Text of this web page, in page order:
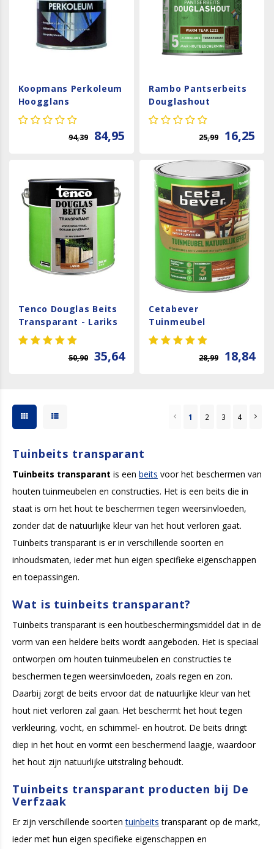
Koopmans Perkoleum
Hoogglans
Transparant - Grenen
94,39 84,95
Rambo Pantserbeits
Douglashout
Transparant - Warm
Teak
25,99 16,25
Tenco Douglas Beits
Transparant - Lariks
50,90 35,64
Cetabever
Tuinmeubel
Natuurlijk Effect Mat
- Douglas - 0,75 liter
28,99 18,84
1 2 3 4
Tuinbeits transparant
Tuinbeits transparant is een beits voor het beschermen van
houten tuinmeubelen en constructies. Het is een beits die in
staat is om het hout te beschermen tegen weersinvloeden,
zonder dat de natuurlijke kleur van het hout verloren gaat.
Tuinbeits transparant is er in verschillende soorten en
inhoudsmaten, ieder met hun eigen specifieke eigenschappen
en toepassingen.
Wat is tuinbeits transparant?
Tuinbeits transparant is een houtbeschermingsmiddel dat in de
vorm van een heldere beits wordt aangeboden. Het is speciaal
ontworpen om houten tuinmeubelen en constructies te
beschermen tegen weersinvloeden, zoals regen en zon.
Daarbij zorgt de beits ervoor dat de natuurlijke kleur van het
hout niet verloren zal gaan. Het beschermt het hout tegen
verkleuring, vocht, en schimmel- en houtrot. De beits dringt
diep in het hout en vormt een beschermend laagje, waardoor
het hout zijn natuurlijke uitstraling behoudt.
Tuinbeits transparant producten bij De
Verfzaak
Er zijn verschillende soortentuinbeits transparant op de markt,
ieder met hun eigen specifieke eigenschappen en